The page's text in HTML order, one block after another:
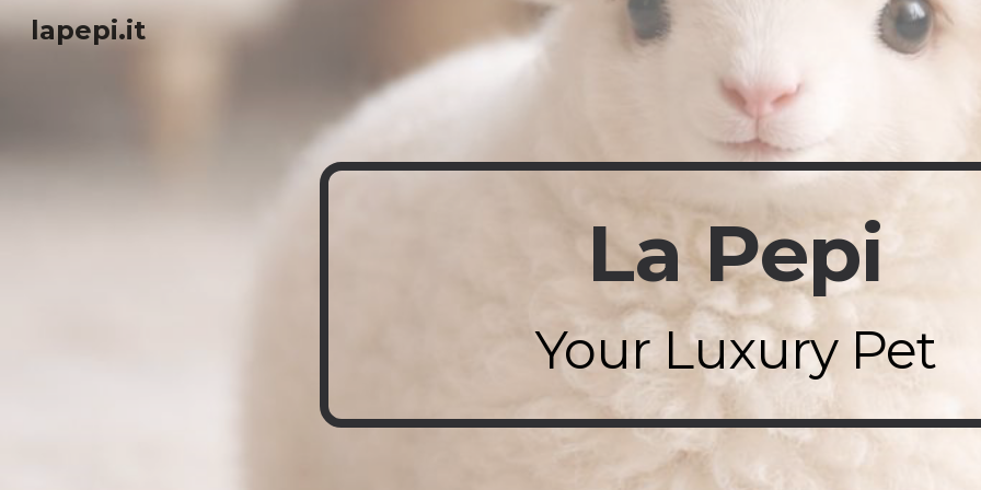
Skip to main content Skip to
lapepi.it
La Pepi
Your Luxury Pet